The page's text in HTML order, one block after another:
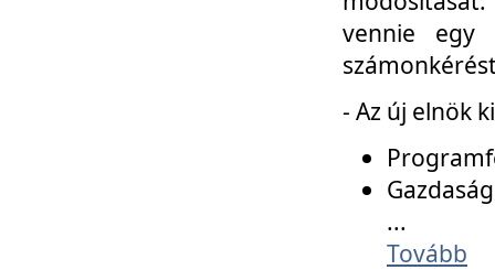
vennie egy
- Az új elnök
...
Tovább